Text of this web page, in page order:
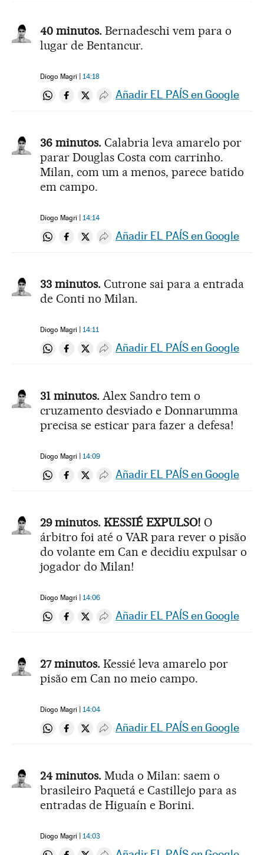
40 minutos. Bernadeschi vem para o
lugar de Bentancur.
Diogo Magri 14:18
Compartir en Whatsapp
Compartir en Facebook
Compartir en Twitter
Desplegar Redes Sociales
Añadir EL PAÍS en Google
36 minutos. Calabria leva amarelo por
parar Douglas Costa com carrinho.
Milan, com um a menos, parece batido
em campo.
Diogo Magri 14:14
Compartir en Whatsapp
Compartir en Facebook
Compartir en Twitter
Desplegar Redes Sociales
Añadir EL PAÍS en Google
33 minutos. Cutrone sai para a entrada
de Conti no Milan.
Diogo Magri 14:11
Compartir en Whatsapp
Compartir en Facebook
Compartir en Twitter
Desplegar Redes Sociales
Añadir EL PAÍS en Google
31 minutos. Alex Sandro tem o
cruzamento desviado e Donnarumma
precisa se esticar para fazer a defesa!
Diogo Magri 14:09
Compartir en Whatsapp
Compartir en Facebook
Compartir en Twitter
Desplegar Redes Sociales
Añadir EL PAÍS en Google
29 minutos. KESSIÉ EXPULSO! O
árbitro foi até o VAR para rever o pisão
do volante em Can e decidiu expulsar o
jogador do Milan!
Diogo Magri 14:06
Compartir en Whatsapp
Compartir en Facebook
Compartir en Twitter
Desplegar Redes Sociales
Añadir EL PAÍS en Google
27 minutos. Kessié leva amarelo por
pisão em Can no meio campo.
Diogo Magri 14:04
Compartir en Whatsapp
Compartir en Facebook
Compartir en Twitter
Desplegar Redes Sociales
Añadir EL PAÍS en Google
24 minutos. Muda o Milan: saem o
brasileiro Paquetá e Castillejo para as
entradas de Higuaín e Borini.
Diogo Magri 14:03